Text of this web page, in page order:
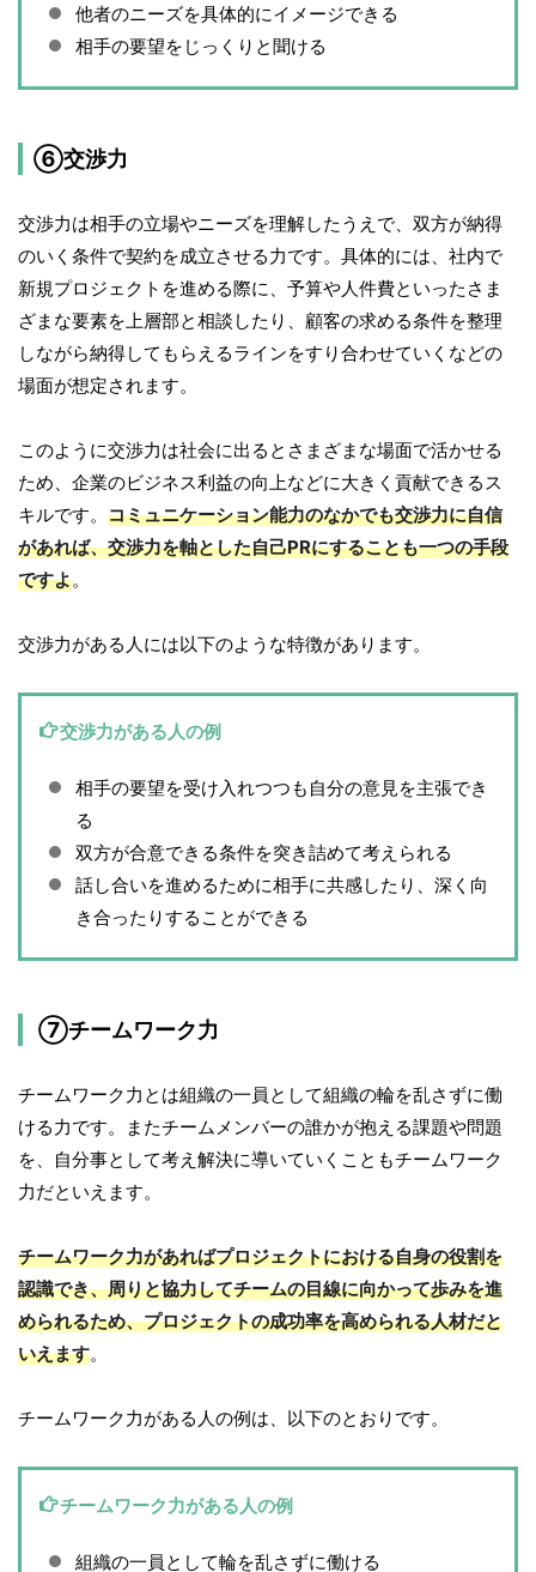
他者のニーズを具体的にイメージできる
相手の要望をじっくりと聞ける
⑥交渉力
交渉力は相手の立場やニーズを理解したうえで、双方が納得
のいく条件で契約を成立させる力です。具体的には、社内で
新規プロジェクトを進める際に、予算や人件費といったさま
ざまな要素を上層部と相談したり、顧客の求める条件を整理
しながら納得してもらえるラインをすり合わせていくなどの
場面が想定されます。
このように交渉力は社会に出るとさまざまな場面で活かせる
ため、企業のビジネス利益の向上などに大きく貢献できるス
キルです。 コミュニケーション能力のなかでも交渉力に自信
があれば、交渉力を軸とした自己PRにすることも一つの手段
ですよ。
交渉力がある人には以下のような特徴があります。
交渉力がある人の例
相手の要望を受け入れつつも自分の意見を主張でき
る
双方が合意できる条件を突き詰めて考えられる
話し合いを進めるために相手に共感したり、深く向
き合ったりすることができる
⑦チームワーク力
チームワーク力とは組織の一員として組織の輪を乱さずに働
ける力です。またチームメンバーの誰かが抱える課題や問題
を、自分事として考え解決に導いていくこともチームワーク
力だといえます。
チームワーク力があればプロジェクトにおける自身の役割を
認識でき、周りと協力してチームの目線に向かって歩みを進
められるため、プロジェクトの成功率を高められる人材だと
いえます。
チームワーク力がある人の例は、以下のとおりです。
チームワーク力がある人の例
組織の一員として輪を乱さずに働ける